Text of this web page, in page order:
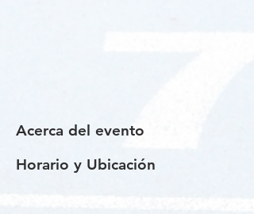
Acerca del evento
Horario y Ubicación